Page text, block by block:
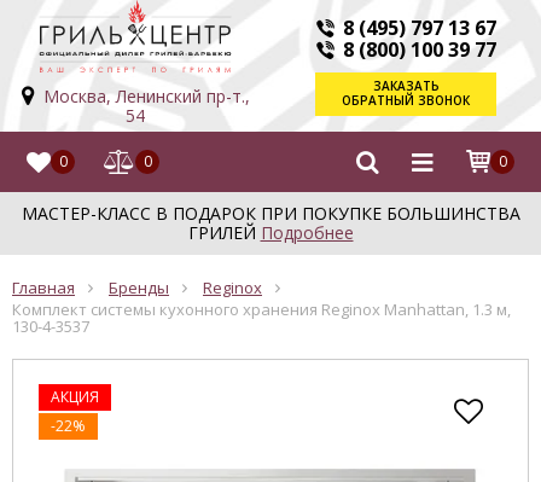
Москва, Ленинский пр-т.,
54
8 (495) 797 13 67
8 (800) 100 39 77
ЗАКАЗАТЬ
ОБРАТНЫЙ ЗВОНОК
0 0 0
МАСТЕР-КЛАСС В ПОДАРОК ПРИ ПОКУПКЕ БОЛЬШИНСТВА
ГРИЛЕЙ Подробнее
Главная Бренды
Reginox
Комплект системы кухонного хранения Reginox Manhattan, 1.3 м,
130-4-3537
АКЦИЯ
-22%